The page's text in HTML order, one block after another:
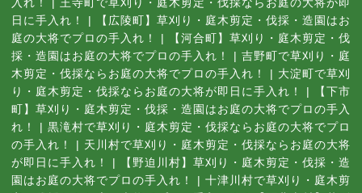
日に手入れ！
|
【広陵町】草刈り・庭木剪定・伐採・造園はお
庭の大将でプロの手入れ！
|
【河合町】草刈り・庭木剪定・伐
採・造園はお庭の大将でプロの手入れ！
| 吉野町で草刈り・庭
木剪定・伐採ならお庭の大将でプロの手入れ！
| 大淀町で草刈
り・庭木剪定・伐採ならお庭の大将が即日に手入れ！
|
【下市
町】草刈り・庭木剪定・伐採・造園はお庭の大将でプロの手入
れ！
| 黒滝村で草刈り・庭木剪定・伐採ならお庭の大将でプロ
の手入れ！
| 天川村で草刈り・庭木剪定・伐採ならお庭の大将
が即日に手入れ！
|
【野迫川村】草刈り・庭木剪定・伐採・造
園はお庭の大将でプロの手入れ！
| 十津川村で草刈り・庭木剪